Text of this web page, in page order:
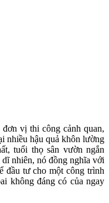
vị thi công cảnh quan,
nhiều hậu quả khôn lường
tuổi thọ sân vườn ngắn
nhiên, nó đồng nghĩa với
đầu tư cho một công trình
không đáng có của ngay